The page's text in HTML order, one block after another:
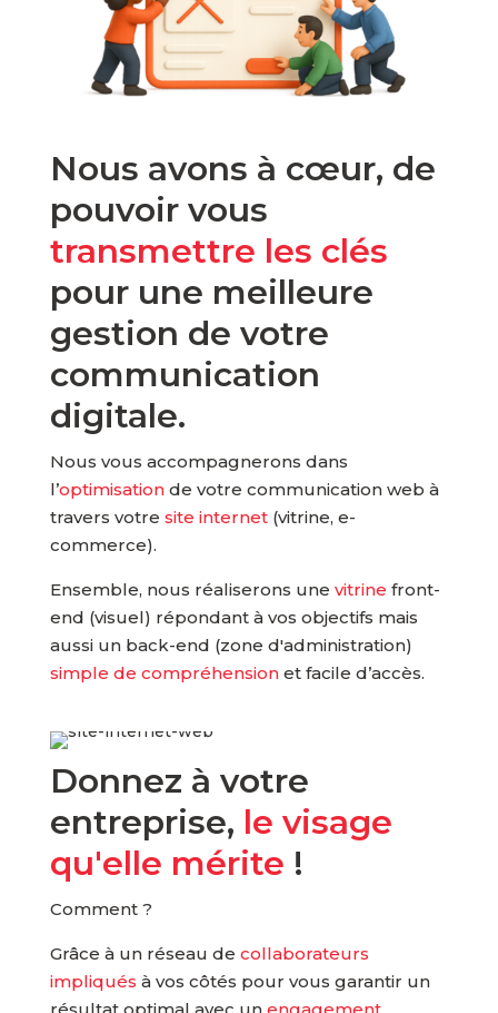
Nous avons à cœur, de
pouvoir vous
transmettre les clés
pour une meilleure
gestion de votre
communication
digitale.
Nous vous accompagnerons dans
l’optimisationde votre communication web à
travers votre site internet(vitrine, e-
commerce).
Ensemble, nous réaliserons une vitrine front-
end (visuel) répondant à vos objectifs mais
aussi un back-end (zone d'administration)
simple de compréhensionet facile d’accès.
Donnez à votre
entreprise, le visage
qu'elle mérite !
Comment ?
Grâce à un réseau de collaborateurs
impliqués à vos côtés pour vous garantir un